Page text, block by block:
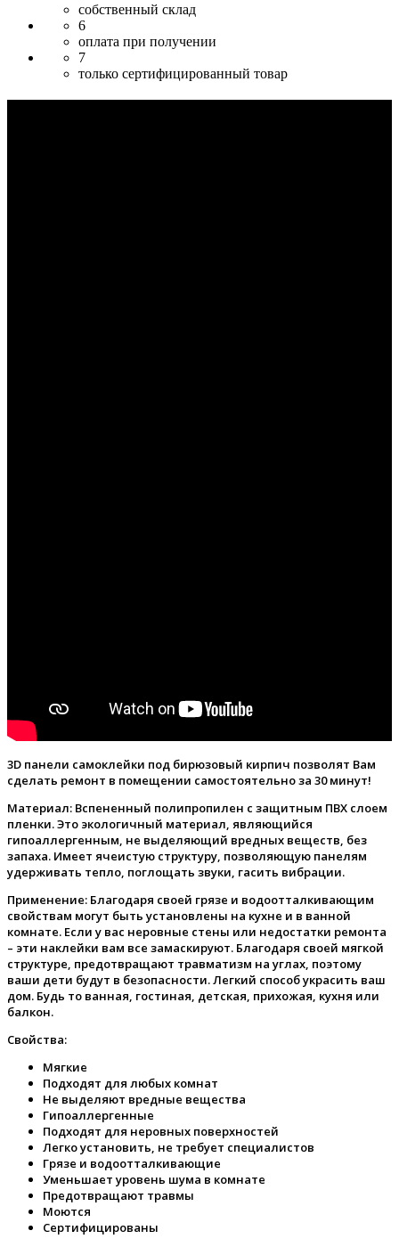
собственный склад
6
оплата при получении
7
только сертифицированный товар
3D панели самоклейки под бирюзовый кирпич позволят Вам
сделать ремонт в помещении самостоятельно за 30 минут!
Материал: Вспененный полипропилен с защитным ПВХ слоем
пленки. Это экологичный материал, являющийся
гипоаллергенным, не выделяющий вредных веществ, без
запаха. Имеет ячеистую структуру, позволяющую панелям
удерживать тепло, поглощать звуки, гасить вибрации.
Применение: Благодаря своей грязе и водоотталкивающим
свойствам могут быть установлены на кухне и в ванной
комнате. Если у вас неровные стены или недостатки ремонта
– эти наклейки вам все замаскируют. Благодаря своей мягкой
структуре, предотвращают травматизм на углах, поэтому
ваши дети будут в безопасности. Легкий способ украсить ваш
дом. Будь то ванная, гостиная, детская, прихожая, кухня или
балкон.
Свойства:
Мягкие
Подходят для любых комнат
Не выделяют вредные вещества
Гипоаллергенные
Подходят для неровных поверхностей
Легко установить, не требует специалистов
Грязе и водоотталкивающие
Уменьшает уровень шума в комнате
Предотвращают травмы
Моются
Сертифицированы